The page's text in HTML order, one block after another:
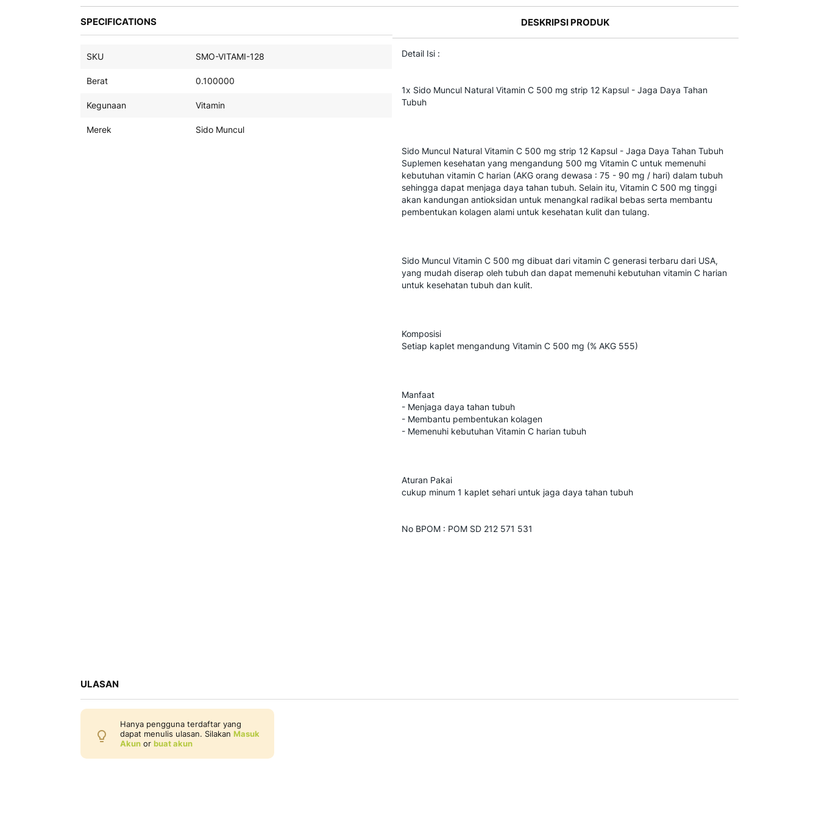
foto
DESKRIPSI PRODUK
Detail Isi :
1x Sido Muncul Natural Vitamin C 500 mg strip 12 Kapsul - Jaga Daya Tahan
Tubuh
Sido Muncul Natural Vitamin C 500 mg strip 12 Kapsul - Jaga Daya Tahan Tubuh
Suplemen kesehatan yang mengandung 500 mg Vitamin C untuk memenuhi
kebutuhan vitamin C harian (AKG orang dewasa : 75 - 90 mg / hari) dalam tubuh
sehingga dapat menjaga daya tahan tubuh. Selain itu, Vitamin C 500 mg tinggi
akan kandungan antioksidan untuk menangkal radikal bebas serta membantu
pembentukan kolagen alami untuk kesehatan kulit dan tulang.
Sido Muncul Vitamin C 500 mg dibuat dari vitamin C generasi terbaru dari USA,
yang mudah diserap oleh tubuh dan dapat memenuhi kebutuhan vitamin C harian
untuk kesehatan tubuh dan kulit.
Komposisi
Setiap kaplet mengandung Vitamin C 500 mg (% AKG 555)
Manfaat
- Menjaga daya tahan tubuh
- Membantu pembentukan kolagen
- Memenuhi kebutuhan Vitamin C harian tubuh
Aturan Pakai
cukup minum 1 kaplet sehari untuk jaga daya tahan tubuh
No BPOM : POM SD 212 571 531
SPECIFICATIONS
SKU SMO-VITAMI-128
Berat 0.100000
Kegunaan Vitamin
Merek Sido Muncul
ULASAN
Hanya pengguna terdaftar yang
dapat menulis ulasan. Silakan Masuk
Akun or buat akun